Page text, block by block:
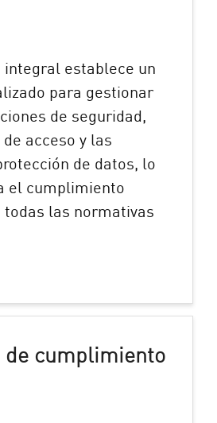
integral establece un
para gestionar
de seguridad,
acceso y las
de datos, lo
el cumplimiento
todas las normativas
de cumplimiento